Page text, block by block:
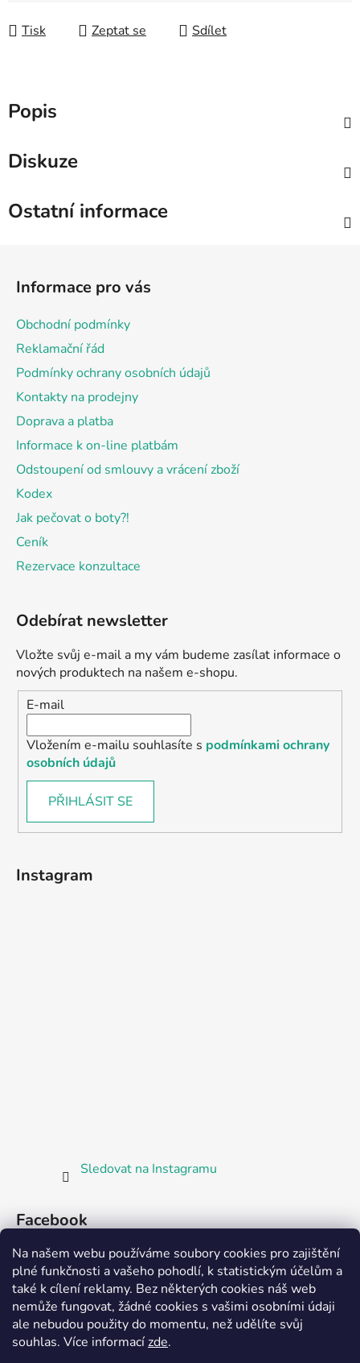
Na našem webu používáme soubory cookies pro zajištění
plné funkčnosti a vašeho pohodlí, k statistickým účelům a
také k cílení reklamy. Bez některých cookies náš web
nemůže fungovat, žádné cookies s vašimi osobními údaji
ale nebudou použity do momentu, než udělíte svůj
souhlas. Více informacízde.
Tisk Zeptat se Sdílet
Popis
Diskuze
Ostatní informace
Informace pro vás
Obchodní podmínky
Reklamační řád
Podmínky ochrany osobních údajů
Kontakty na prodejny
Doprava a platba
Informace k on-line platbám
Odstoupení od smlouvy a vrácení zboží
Kodex
Jak pečovat o boty?!
Ceník
Rezervace konzultace
Odebírat newsletter
Vložte svůj e-mail a my vám budeme zasílat informace o
nových produktech na našem e-shopu.
E-mail
Vložením e-mailu souhlasíte s podmínkami ochrany
osobních údajů
PŘIHLÁSIT SE
Instagram
Sledovat na Instagramu
Facebook
Partnerská prodejna Barefoot Plzeň